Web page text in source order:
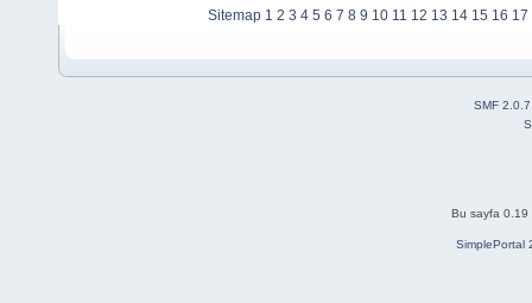
Sitemap 1 2 3 4 5 6 7 8 9 10 11 12 13 14 15 16 17
SMF 2.0.7
Bu sayfa 0.19
SimplePortal